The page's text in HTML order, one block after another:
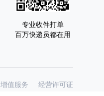
专业收件打单
百万快递员都在用
增值服务 经营许可证